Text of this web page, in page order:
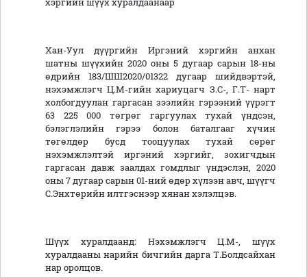
хэргийн шүүх хуралдаанаар
Хан-Уул дүүргийн Иргэний хэргийн анхан
шатны шүүхийн 2020 оны 5 дугаар сарын 18-ны
өдрийн 183/ШШ2020/01322 дугаар шийдвэртэй,
нэхэмжлэгч Ц.М-гийн хариуцагч З.С-, Г.Т- нарт
холбогдуулан гаргасан зээлийн гэрээний үүрэгт
63 225 000 төгрөг гаргуулах тухай үндсэн,
бэлэглэлийн гэрээ болон баталгааг хүчин
төгөлдөр бусд тооцуулах тухай сөрөг
нэхэмжлэлтэй иргэний хэргийг, зохигчдын
гаргасан давж заалдах гомдлыг үндэслэн, 2020
оны 7 дугаар сарын 01-ний өдөр хүлээн авч, шүүгч
С.Энхтөрийн илтгэснээр хянан хэлэлцэв.
Шүүх хуралдаанд: Нэхэмжлэгч Ц.М-, шүүх
хуралдааны нарийн бичгийн дарга Т.Болдсайхан
нар оролцов.